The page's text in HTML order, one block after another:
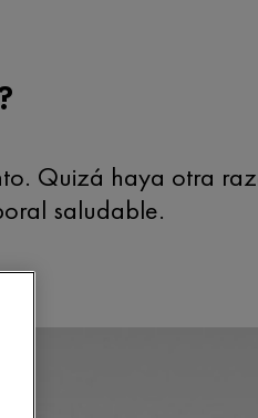
Quizá haya otra
saludable.